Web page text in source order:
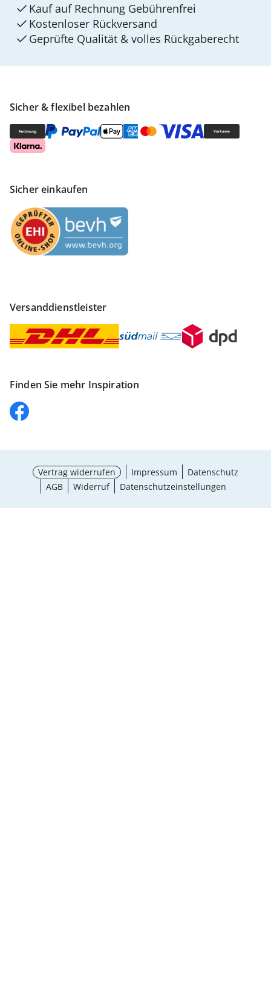
Sicher & flexibel bezahlen
Sicher einkaufen
Versanddienstleister
Finden Sie mehr Inspiration
Kauf auf Rechnung Gebührenfrei
Kostenloser Rückversand
Geprüfte Qualität & volles Rückgaberecht
Vertrag widerrufen Impressum
Datenschutz
AGB
Widerruf Datenschutzeinstellungen